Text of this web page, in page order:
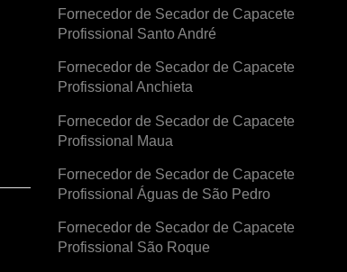
Fornecedor de Secador de Capacete
Profissional Santo André
Fornecedor de Secador de Capacete
Profissional Anchieta
Fornecedor de Secador de Capacete
Profissional Maua
Fornecedor de Secador de Capacete
Profissional Águas de São Pedro
Fornecedor de Secador de Capacete
Profissional São Roque